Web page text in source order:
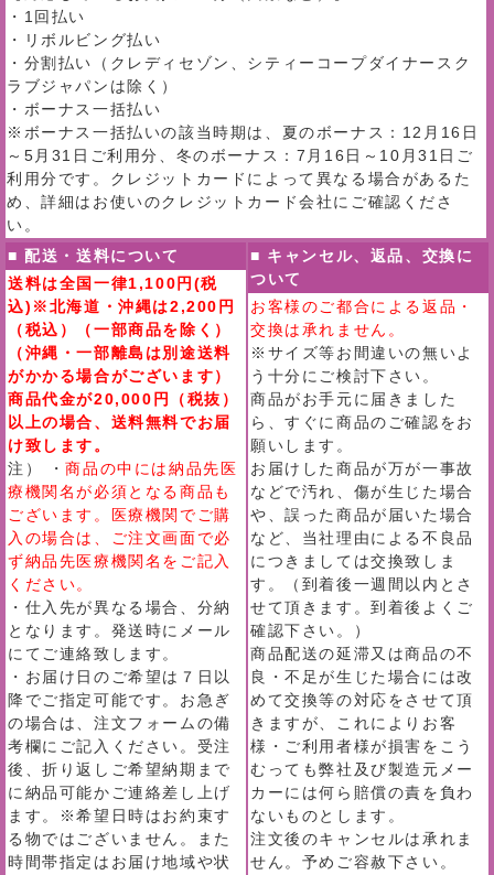
・1回払い
・リボルビング払い
・分割払い（クレディセゾン、シティーコープダイナースク
ラブジャパンは除く）
・ボーナス一括払い
※ボーナス一括払いの該当時期は、夏のボーナス：12月16日
～5月31日ご利用分、冬のボーナス：7月16日～10月31日ご
利用分です。クレジットカードによって異なる場合があるた
め、詳細はお使いのクレジットカード会社にご確認くださ
い。
■ 配送・送料について
送料は全国一律1,100円(税
込)※北海道・沖縄は2,200円
（税込）（一部商品を除く）
（沖縄・一部離島は別途送料
がかかる場合がございます）
商品代金が20,000円（税抜）
以上の場合、送料無料でお届
け致します。
注） ・商品の中には納品先医
療機関名が必須となる商品も
ございます。医療機関でご購
入の場合は、ご注文画面で必
ず納品先医療機関名をご記入
ください。
・仕入先が異なる場合、分納
となります。発送時にメール
にてご連絡致します。
・お届け日のご希望は７日以
降でご指定可能です。お急ぎ
の場合は、注文フォームの備
考欄にご記入ください。受注
後、折り返しご希望納期まで
に納品可能かご連絡差し上げ
ます。※希望日時はお約束す
る物ではございません。また
時間帯指定はお届け地域や状
■ キャンセル、返品、交換に
ついて
お客様のご都合による返品・
交換は承れません。
※サイズ等お間違いの無いよ
う十分にご検討下さい。
商品がお手元に届きました
ら、すぐに商品のご確認をお
願いします。
お届けした商品が万が一事故
などで汚れ、傷が生じた場合
や、誤った商品が届いた場合
など、当社理由による不良品
につきましては交換致しま
す。（到着後一週間以内とさ
せて頂きます。到着後よくご
確認下さい。）
商品配送の延滞又は商品の不
良・不足が生じた場合には改
めて交換等の対応をさせて頂
きますが、これによりお客
様・ご利用者様が損害をこう
むっても弊社及び製造元メー
カーには何ら賠償の責を負わ
ないものとします。
注文後のキャンセルは承れま
せん。予めご容赦下さい。